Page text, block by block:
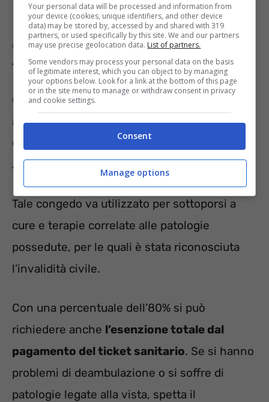
Benefici in ambito sanitario:
congedo per cure, esenzione
ticket e non solo
Gli invalidi con una
50%hanno diritto alcongedo per cure.
Consiste in un periodo di 30 giorni all’anno di
assenza giustificata dal lavoro.
Tale congedo va utilizzato per sottoporsi a
cure e terapie correlate alle patologie
possedute, per le quali è stata riconosciuta
l’invalidità civile.
Con una percentuale dell’80% si può
richiedere anche l’esenzione totale dal
pagamento del ticket sanitario. Se si hanno
problemi di deambulazione o si soffre di
patologie legate alla vista, spetta il
Your personal data will be processed and information from
your device (cookies, unique identifiers, and other device
data) may be stored by, accessed by and shared with 319
partners, or used specifically by this site. We and our partners
may use precise geolocation data. List of partners.
Some vendors may process your personal data on the basis
of legitimate interest, which you can object to by managing
your options below. Look for a link at the bottom of this page
or in the site menu to manage or withdraw consent in privacy
and cookie settings.
Consent
Manage options